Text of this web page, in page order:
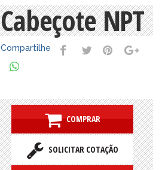
Cabeçote NPT
Compartilhe
COMPRAR
SOLICITAR COTAÇÃO